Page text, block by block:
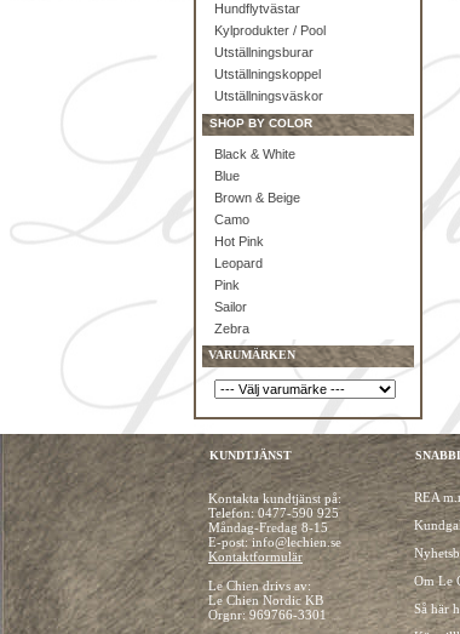
Hundflytvästar
Kylprodukter / Pool
Utställningsburar
Utställningskoppel
Utställningsväskor
SHOP BY COLOR
Black & White
Blue
Brown & Beige
Camo
Hot Pink
Leopard
Pink
Sailor
Zebra
VARUMÄRKEN
KUNDTJÄNST
Kontakta kundtjänst på:
Telefon: 0477-590 925
Måndag-Fredag 8-15
E-post: info@lechien.se
Kontaktformulär
Le Chien drivs av:
Le Chien Nordic KB
Orgnr: 969766-3301
REA
Om Le
Så här